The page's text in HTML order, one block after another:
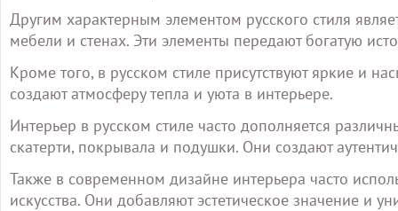
Другим характерным элементом русского стиля
мебели и стенах. Эти элементы передают богатую
Кроме того, в русском стиле присутствуют яркие и
создают атмосферу тепла и уюта в интерьере.
Интерьер в русском стиле часто дополняется
скатерти, покрывала и подушки. Они создают
Также в современном дизайне интерьера часто
искусства. Они добавляют эстетическое значение и